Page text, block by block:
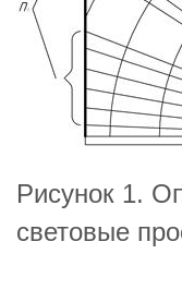
Рисунок 1.
световые